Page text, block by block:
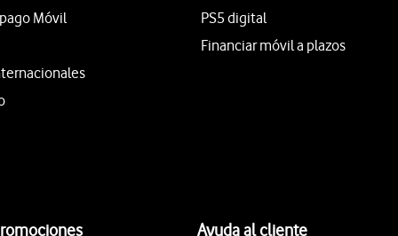
Móvil
PS5 digital
Financiar móvil a plazos
Ayuda al cliente